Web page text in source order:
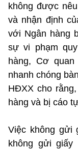
không được
và nhận định
với Ngân hàng
sự vi phạm
hàng, Cơ
nhanh chóng
HĐXX cho
hàng và bị cáo
Việc không gửi
không gửi